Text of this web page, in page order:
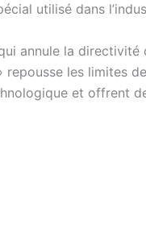
utilisé dans
annule la
les limites
et offrent